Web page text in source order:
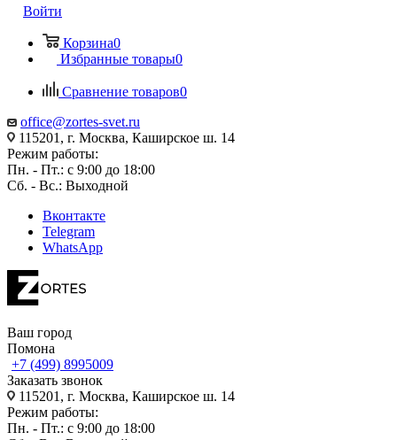
Войти
Корзина0
Избранные товары0
Сравнение товаров0
office@zortes-svet.ru
115201, г. Москва, Каширское ш. 14
Режим работы:
Пн. - Пт.: с 9:00 до 18:00
Сб. - Вс.: Выходной
Вконтакте
Telegram
WhatsApp
Ваш город
Помона
+7 (499) 8995009
Заказать звонок
115201, г. Москва, Каширское ш. 14
Режим работы:
Пн. - Пт.: с 9:00 до 18:00